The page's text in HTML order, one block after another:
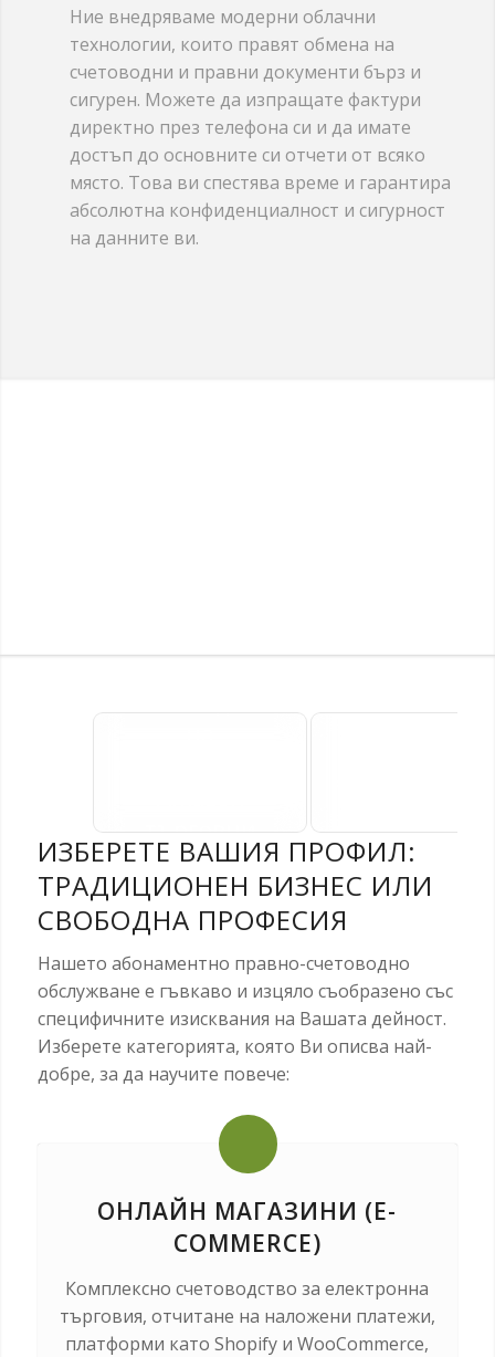
Ние внедряваме модерни облачни
технологии, които правят обмена на
счетоводни и правни документи бърз и
сигурен. Можете да изпращате фактури
директно през телефона си и да имате
достъп до основните си отчети от всяко
място. Това ви спестява време и гарантира
абсолютна конфиденциалност и сигурност
на данните ви.
търговци
ИЗБЕРЕТЕ ВАШИЯ ПРОФИЛ:
ТРАДИЦИОНЕН БИЗНЕС ИЛИ
СВОБОДНА ПРОФЕСИЯ
Нашето абонаментно правно-счетоводно
обслужване е гъвкаво и изцяло съобразено със
специфичните изисквания на Вашата дейност.
Изберете категорията, която Ви описва най-
добре, за да научите повече:
ОНЛАЙН МАГАЗИНИ (E-
COMMERCE)
Комплексно счетоводство за електронна
търговия, отчитане на наложени платежи,
платформи като Shopify и WooCommerce,